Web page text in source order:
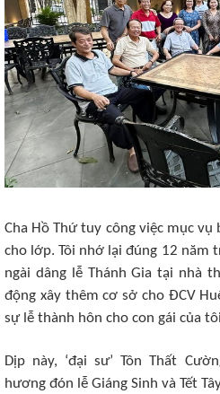
Cha Hồ Thứ tuy công việc mục
cho lớp. Tôi nhớ lại đúng 12 năm
ngài dâng lễ Thánh Gia tại nhà
động xây thêm cơ sở cho ĐCV
sự lễ thành hôn cho con gái của
Dịp này, ‘đại sư’ Tôn Thất
hương đón lễ Giáng Sinh và Tết